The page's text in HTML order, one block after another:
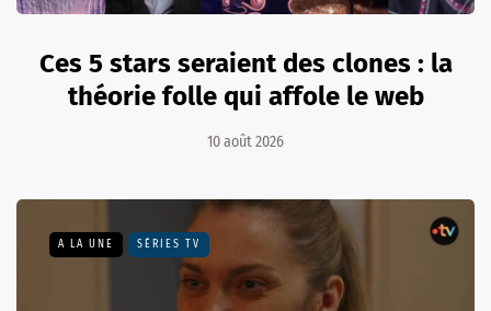
Ces 5 stars seraient des clones : la
théorie folle qui affole le web
10 août 2026
A LA UNE SÉRIES TV